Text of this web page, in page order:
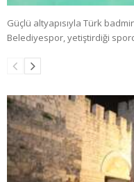
Güçlü altyapısıyla Türk
Belediyespor, yetiştirdiği